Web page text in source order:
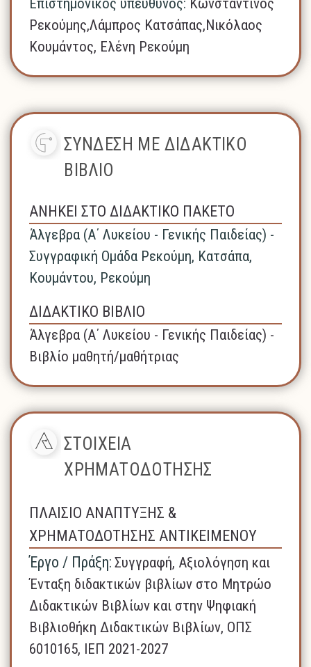
Ρεκούμης,Λάμπρος Κατσάπας,Νικόλαος
Κουμάντος, Ελένη Ρεκούμη
ΣΥΝΔΕΣΗ ΜΕ ΔΙΔΑΚΤΙΚΟ
ΒΙΒΛΙΟ
ΑΝΗΚΕΙ ΣΤΟ ΔΙΔΑΚΤΙΚΟ ΠΑΚΕΤΟ
Άλγεβρα (A΄ Λυκείου - Γενικής Παιδείας) -
Συγγραφική Ομάδα Ρεκούμη, Κατσάπα,
Κουμάντου, Ρεκούμη
ΔΙΔΑΚΤΙΚΟ ΒΙΒΛΙΟ
Άλγεβρα (A΄ Λυκείου - Γενικής Παιδείας) -
Βιβλίο μαθητή/μαθήτριας
ΣΤΟΙΧΕΙΑ
ΧΡΗΜΑΤΟΔΟΤΗΣΗΣ
ΠΛΑΙΣΙΟ ΑΝΑΠΤΥΞΗΣ &
ΧΡΗΜΑΤΟΔΟΤΗΣΗΣ ΑΝΤΙΚΕΙΜΕΝΟΥ
Έργο / Πράξη: Συγγραφή, Αξιολόγηση και
Ένταξη διδακτικών βιβλίων στο Μητρώο
Διδακτικών Βιβλίων και στην Ψηφιακή
Βιβλιοθήκη Διδακτικών Βιβλίων, ΟΠΣ
6010165, ΙΕΠ 2021-2027